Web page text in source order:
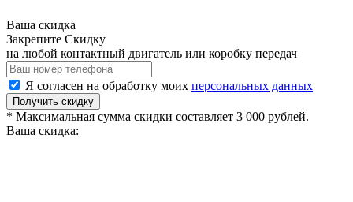
Ваша скидка
Закрепите Скидку
на любой контактный двигатель или коробку передач
Я согласен на обработку моих персональных данных
Получить скидку
* Максимальная сумма скидки составляет 3 000 рублей.
Ваша скидка: